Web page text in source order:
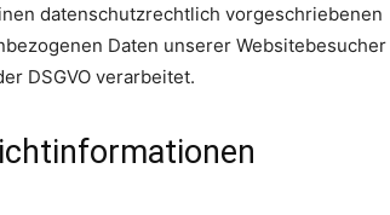
datenschutzrechtlich vorgeschriebenen
Daten unserer Websitebesucher
DSGVO verarbeitet.